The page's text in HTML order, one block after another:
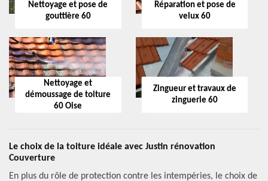
Nettoyage et pose de
gouttière 60
Réparation et pose de
velux 60
Nettoyage et
démoussage de toiture
60 Oise
Zingueur et travaux de
zinguerie 60
Le choix de la toiture idéale avec Justin rénovation
Couverture
En plus du rôle de protection contre les intempéries, le choix de